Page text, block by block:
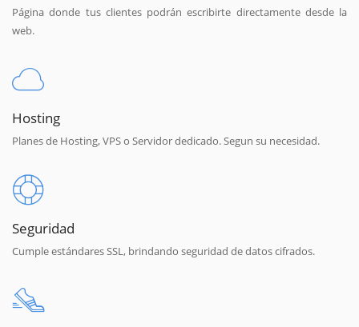
Página donde tus clientes podrán escribirte directamente desde la
web.
Hosting
Planes de Hosting, VPS o Servidor dedicado. Segun su necesidad.
Seguridad
Cumple estándares SSL, brindando seguridad de datos cifrados.